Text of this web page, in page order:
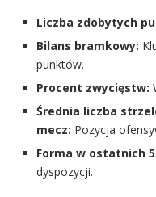
Liczba zdobytych
Bilans bramkowy:
punktów.
Procent zwycięstw:
Średnia liczba
mecz: Pozycja
Forma w ostatnich
dyspozycji.